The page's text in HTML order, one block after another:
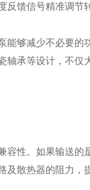
反馈信号精准调节
减少不必要的
承等设计，不
。如果输送的
及散热器的阻力，